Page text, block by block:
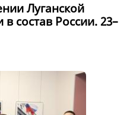
Луганской
состав России. 23–